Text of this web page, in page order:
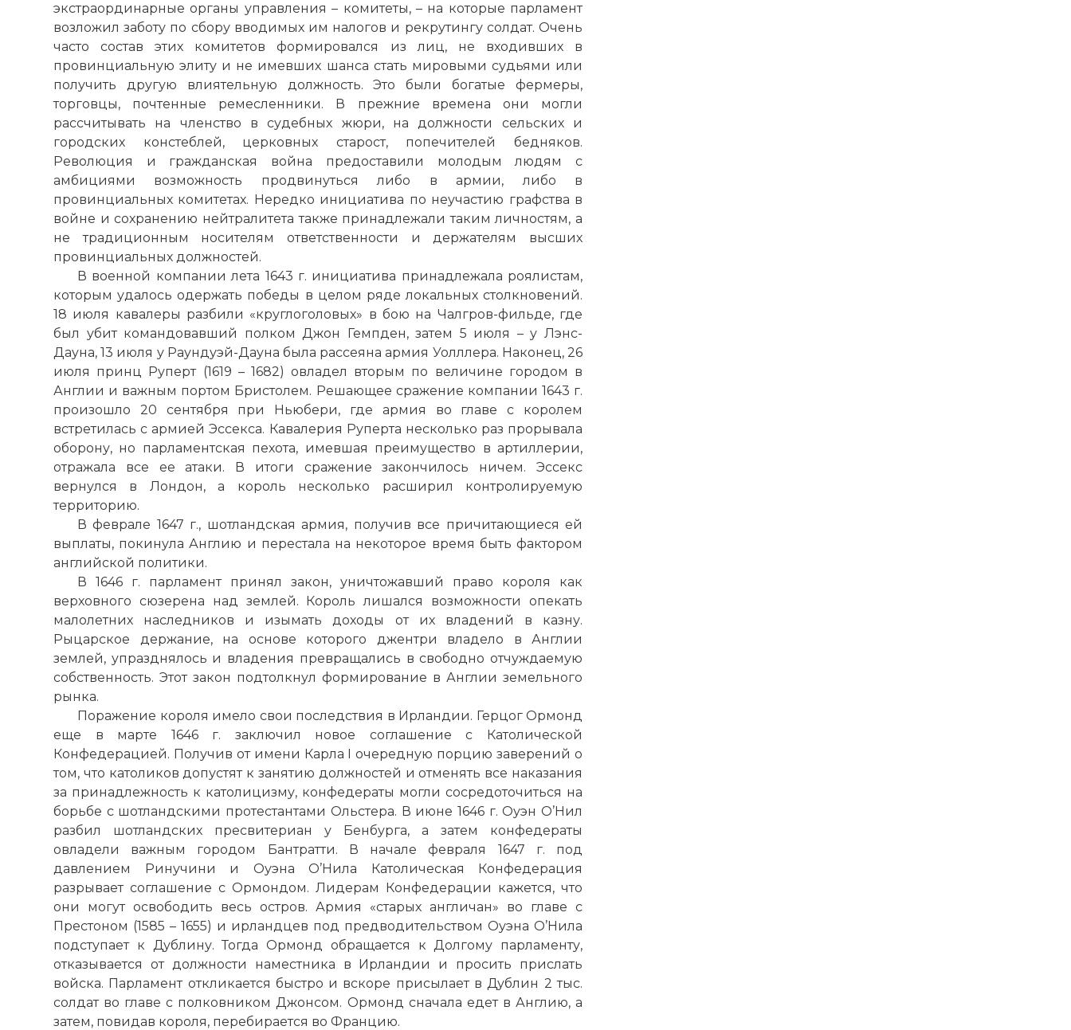
экстраординарные органы управления – комитеты, – на которые парламент
возложил заботу по сбору вводимых им налогов и рекрутингу солдат. Очень
часто состав этих комитетов формировался из лиц, не входивших в
провинциальную элиту и не имевших шанса стать мировыми судьями или
получить другую влиятельную должность. Это были богатые фермеры,
торговцы, почтенные ремесленники. В прежние времена они могли
рассчитывать на членство в судебных жюри, на должности сельских и
городских констеблей, церковных старост, попечителей бедняков.
Революция и гражданская война предоставили молодым людям с
амбициями возможность продвинуться либо в армии, либо в
провинциальных комитетах. Нередко инициатива по неучастию графства в
войне и сохранению нейтралитета также принадлежали таким личностям, а
не традиционным носителям ответственности и держателям высших
провинциальных должностей.
В военной компании лета 1643 г. инициатива принадлежала роялистам,
которым удалось одержать победы в целом ряде локальных столкновений.
18 июля кавалеры разбили «круглоголовых» в бою на Чалгров-фильде, где
был убит командовавший полком Джон Гемпден, затем 5 июля – у Лэнс-
Дауна, 13 июля у Раундуэй-Дауна была рассеяна армия Уолллера. Наконец, 26
июля принц Руперт (1619 – 1682) овладел вторым по величине городом в
Англии и важным портом Бристолем. Решающее сражение компании 1643 г.
произошло 20 сентября при Ньюбери, где армия во главе с королем
встретилась с армией Эссекса. Кавалерия Руперта несколько раз прорывала
оборону, но парламентская пехота, имевшая преимущество в артиллерии,
отражала все ее атаки. В итоги сражение закончилось ничем. Эссекс
вернулся в Лондон, а король несколько расширил контролируемую
территорию.
В феврале 1647 г., шотландская армия, получив все причитающиеся ей
выплаты, покинула Англию и перестала на некоторое время быть фактором
английской политики.
В 1646 г. парламент принял закон, уничтожавший право короля как
верховного сюзерена над землей. Король лишался возможности опекать
малолетних наследников и изымать доходы от их владений в казну.
Рыцарское держание, на основе которого джентри владело в Англии
землей, упразднялось и владения превращались в свободно отчуждаемую
собственность. Этот закон подтолкнул формирование в Англии земельного
рынка.
Поражение короля имело свои последствия в Ирландии. Герцог Ормонд
еще в марте 1646 г. заключил новое соглашение с Католической
Конфедерацией. Получив от имени Карла I очередную порцию заверений о
том, что католиков допустят к занятию должностей и отменять все наказания
за принадлежность к католицизму, конфедераты могли сосредоточиться на
борьбе с шотландскими протестантами Ольстера. В июне 1646 г. Оуэн О’Нил
разбил шотландских пресвитериан у Бенбурга, а затем конфедераты
овладели важным городом Бантратти. В начале февраля 1647 г. под
давлением Ринучини и Оуэна О’Нила Католическая Конфедерация
разрывает соглашение с Ормондом. Лидерам Конфедерации кажется, что
они могут освободить весь остров. Армия «старых англичан» во главе с
Престоном (1585 – 1655) и ирландцев под предводительством Оуэна О’Нила
подступает к Дублину. Тогда Ормонд обращается к Долгому парламенту,
отказывается от должности наместника в Ирландии и просить прислать
войска. Парламент откликается быстро и вскоре присылает в Дублин 2 тыс.
солдат во главе с полковником Джонсом. Ормонд сначала едет в Англию, а
затем, повидав короля, перебирается во Францию.
Военная интервенция в поддержку английского парламента расколола
шотландских ковенантеров. Сам текст «Национального ковенанта» 1638 г.
содержал тезис о лояльности королю и готовности защищать его интересы,
если это не будет затрагивать чистоты пресвитерианской религии. Поэтому
после ликвидации угрозы для пресвитерианства и формировании в
Шотландии парламентской монархии умеренное крыло ковенантеров
посчитало цели революции достигнутыми и выступило резко против участия
Шотландия в войне против короля.